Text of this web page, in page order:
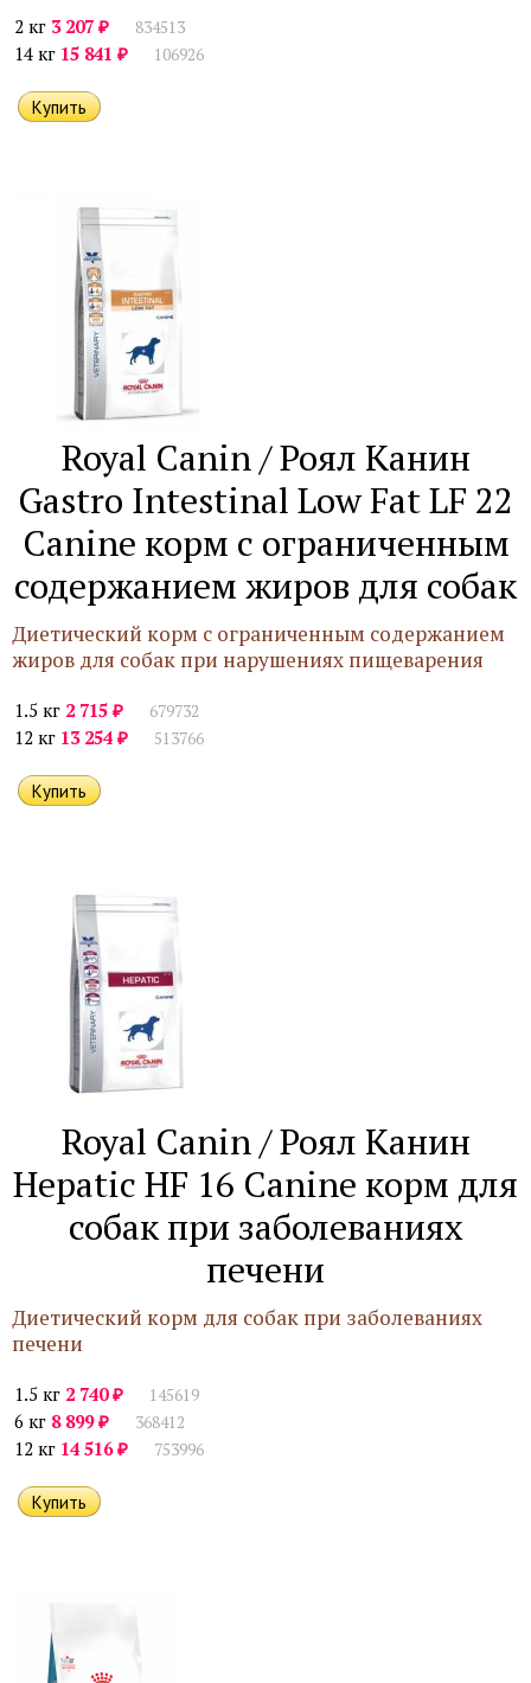
2 кг 3 207 ₽ 834513
14 кг 15 841 ₽ 106926
Royal Canin / Роял Канин
Gastro Intestinal Low Fat LF 22
Canine корм с ограниченным
содержанием жиров для собак
Диетический корм с ограниченным содержанием
жиров для собак при нарушениях пищеварения
1.5 кг 2 715 ₽ 679732
12 кг 13 254 ₽ 513766
Royal Canin / Роял Канин
Hepatic HF 16 Canine корм для
собак при заболеваниях
печени
Диетический корм для собак при заболеваниях
печени
1.5 кг 2 740₽ 145619
6 кг 8 899₽ 368412
12 кг 14 516₽ 753996